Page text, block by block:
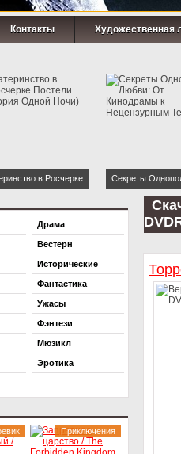
Контакты Художественная
в Росчерке
Секреты
Любви: От
Нецензурным
Драма
Вестерн
Исторические
Фантастика
Ужасы
Фэнтези
Мюзикл
Эротика
Приключения